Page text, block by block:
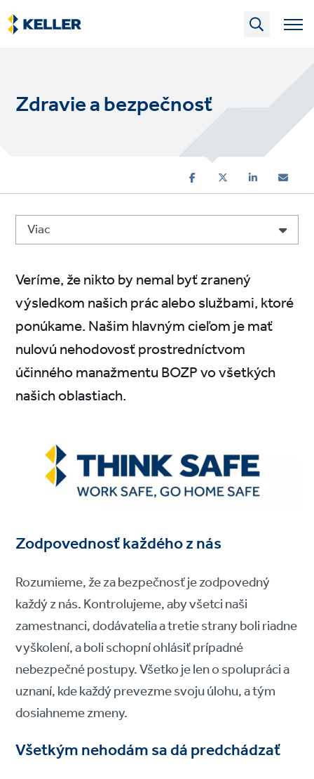
Skip
to
main
Zdravie a bezpečnosť
Viac
Veríme, že nikto by nemal byť zranený
výsledkom našich prác alebo službami, ktoré
ponúkame. Našim hlavným cieľom je mať
nulovú nehodovosť prostredníctvom
účinného manažmentu BOZP vo všetkých
našich oblastiach.
Zodpovednosť každého z nás
Rozumieme, že za bezpečnosť je zodpovedný
každý z nás. Kontrolujeme, aby všetci naši
zamestnanci, dodávatelia a tretie strany boli riadne
vyškolení, a boli schopní ohlásiť prípadné
nebezpečné postupy. Všetko je len o spolupráci a
uznaní, kde každý prevezme svoju úlohu, a tým
dosiahneme zmeny.
Všetkým nehodám sa dá predchádzať